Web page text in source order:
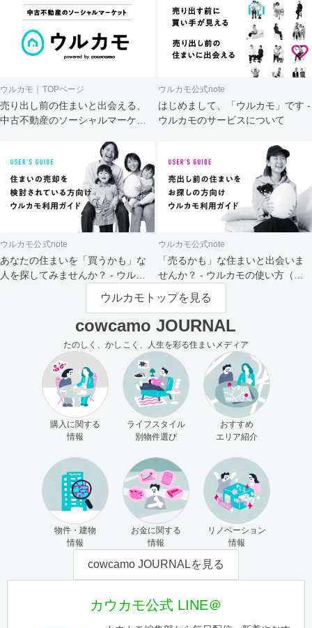
ウルカモ｜TOPページ
売り出し前の住まいと出会える、
中古不動産のソーシャルマーケッ
ウルカモ公式note
はじめまして、「ウルカモ」です -
ウルカモのサービスについて
ウルカモ公式note
あなたの住まいを「買うかも」な
人を探してみませんか？ - ウルカ
ウルカモ公式note
「売るかも」な住まいと出会いま
せんか？ - ウルカモの使い方（買
主さま向け）
ウルカモトップを見る
cowcamo JOURNAL
たのしく、かしこく、人生を彩る住まいメディア
購入に関する
情報
ライフスタイル
別物件選び
おすすめ
エリア紹介
物件・建物
情報
お金に関する
情報
リノベーション
情報
cowcamo JOURNALを見る
カウカモ公式 LINE＠